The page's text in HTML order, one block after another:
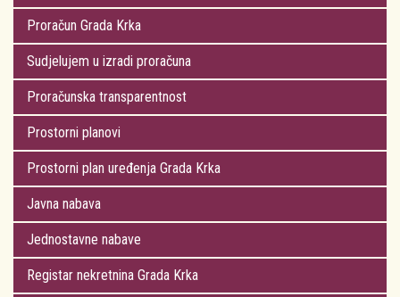
Proračun Grada Krka
Sudjelujem u izradi proračuna
Proračunska transparentnost
Prostorni planovi
Prostorni plan uređenja Grada Krka
Javna nabava
Jednostavne nabave
Registar nekretnina Grada Krka